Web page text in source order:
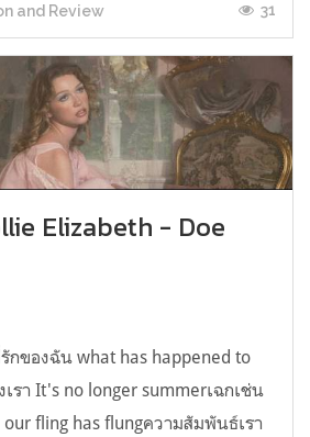
and Review 31
Elizabeth - Doe
กของฉัน what has happened to
รา It's no longer summerเฉกเช่น
fling has flungความสัมพันธ์เรา